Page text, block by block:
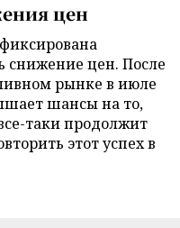
цен
снижение цен. После
рынке в июле
шансы на то,
таки продолжит
этот успех в